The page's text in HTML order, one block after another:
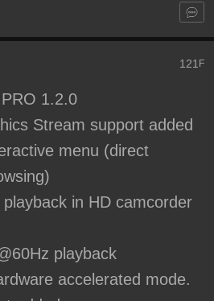
121 F
1.2.0
Stream support added
menu (direct
in HD camcorder
playback
accelerated mode.